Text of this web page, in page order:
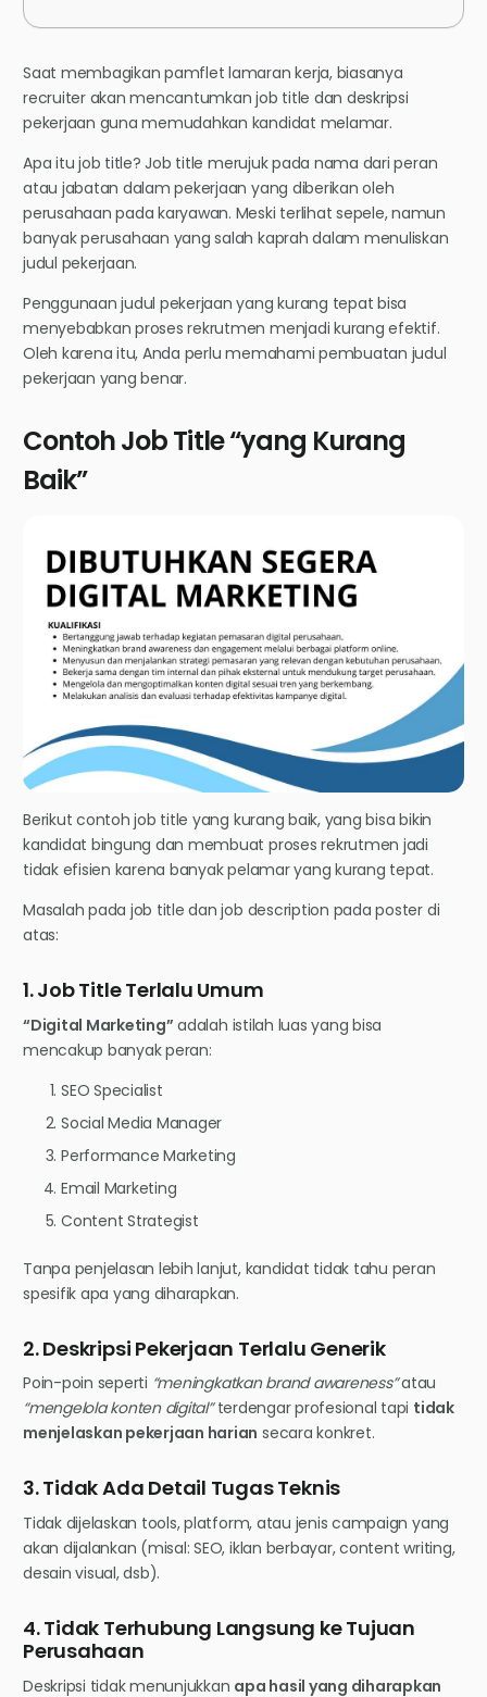
Saat membagikan pamflet lamaran kerja, biasanya
recruiter akan mencantumkan job title dan deskripsi
pekerjaan guna memudahkan kandidat melamar.
Apa itu job title? Job title merujuk pada nama dari peran
atau jabatan dalam pekerjaan yang diberikan oleh
perusahaan pada karyawan. Meski terlihat sepele, namun
banyak perusahaan yang salah kaprah dalam menuliskan
judul pekerjaan.
Penggunaan judul pekerjaan yang kurang tepat bisa
menyebabkan proses rekrutmen menjadi kurang efektif.
Oleh karena itu, Anda perlu memahami pembuatan judul
pekerjaan yang benar.
Contoh Job Title “yang Kurang
Baik”
Berikut contoh job title yang kurang baik, yang bisa bikin
kandidat bingung dan membuat proses rekrutmen jadi
tidak efisien karena banyak pelamar yang kurang tepat.
Masalah pada job title dan job description pada poster di
atas:
1. Job Title Terlalu Umum
“Digital Marketing” adalah istilah luas yang bisa
mencakup banyak peran:
SEO Specialist
Social Media Manager
Performance Marketing
Email Marketing
Content Strategist
Tanpa penjelasan lebih lanjut, kandidat tidak tahu peran
spesifik apa yang diharapkan.
2. Deskripsi Pekerjaan Terlalu Generik
Poin-poin seperti “meningkatkan brand awareness”atau
“mengelola konten digital”terdengar profesional tapi tidak
menjelaskan pekerjaan harian secara konkret.
3. Tidak Ada Detail Tugas Teknis
Tidak dijelaskan tools, platform, atau jenis campaign yang
akan dijalankan (misal: SEO, iklan berbayar, content writing,
desain visual, dsb).
4. Tidak Terhubung Langsung ke Tujuan
Perusahaan
Deskripsi tidak menunjukkan apa hasil yang diharapkan